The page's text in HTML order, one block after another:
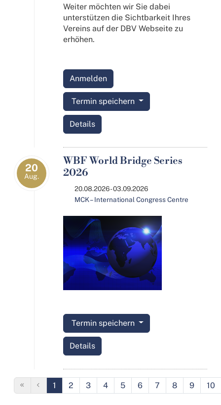
Weiter möchten wir Sie dabei
unterstützen die Sichtbarkeit Ihres
Vereins auf der DBV Webseite zu
erhöhen.
Anmelden
Termin speichern
Details
20
Aug.
WBF World Bridge Series
2026
20.08.2026 - 03.09.2026
MCK – International Congress Centre
Termin speichern
Details
1 2 3 4 5 6 7 8 9 10